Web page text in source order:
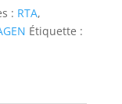
: RTA,
Étiquette :